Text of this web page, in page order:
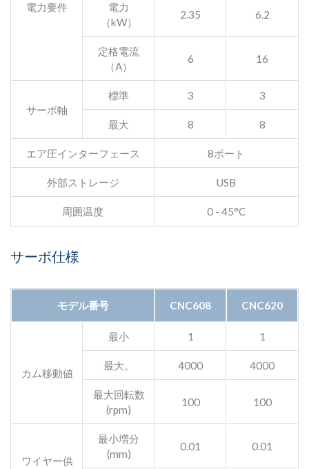
電力要件
電力
（kW）
2.35 6.2
定格電流
（A）
6 16
サーボ軸
標準 3 3
最大 8 8
エア圧インターフェース 8ポート
外部ストレージ USB
周囲温度 0 - 45°C
サーボ仕様
モデル番号 CNC608 CNC620
カム移動値
最小 1 1
最大。 4000 4000
最大回転数
(rpm)
100 100
ワイヤー供
最小増分
(mm)
0.01 0.01